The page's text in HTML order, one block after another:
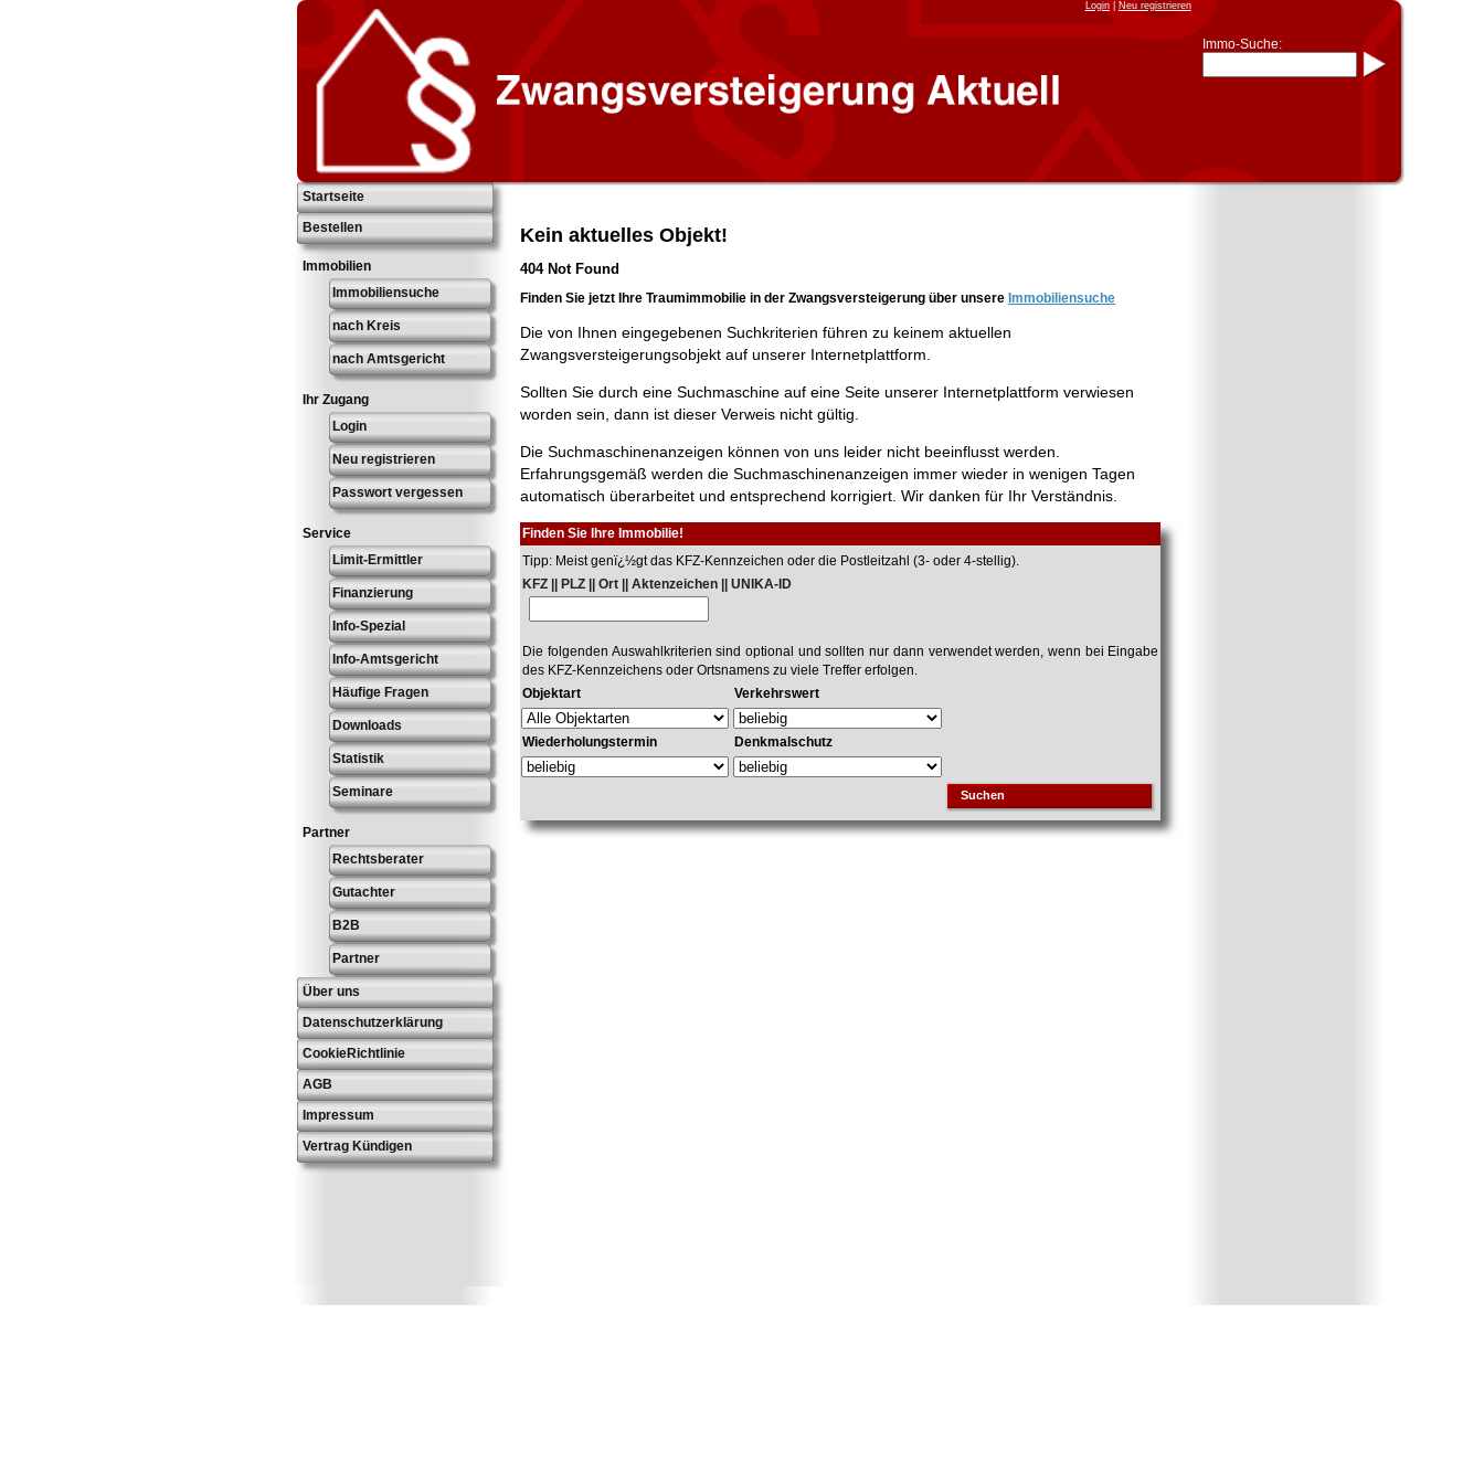
Login| Neu registrieren
Immo-Suche:
Startseite
Bestellen
Immobilien
Immobiliensuche
nach Kreis
nach Amtsgericht
Ihr Zugang
Login
Neu registrieren
Passwort vergessen
Service
Limit-Ermittler
Finanzierung
Info-Spezial
Info-Amtsgericht
Häufige Fragen
Downloads
Statistik
Seminare
Partner
Rechtsberater
Gutachter
B2B
Partner
Über uns
Datenschutzerklärung
CookieRichtlinie
AGB
Impressum
Vertrag Kündigen
Kein aktuelles Objekt!
404 Not Found
Finden Sie jetzt Ihre Traumimmobilie in der Zwangsversteigerung über unsereImmobiliensuche
Die von Ihnen eingegebenen Suchkriterien führen zu keinem aktuellen
Zwangsversteigerungsobjekt auf unserer Internetplattform.
Sollten Sie durch eine Suchmaschine auf eine Seite unserer Internetplattform verwiesen
worden sein, dann ist dieser Verweis nicht gültig.
Die Suchmaschinenanzeigen können von uns leider nicht beeinflusst werden.
Erfahrungsgemäß werden die Suchmaschinenanzeigen immer wieder in wenigen Tagen
automatisch überarbeitet und entsprechend korrigiert. Wir danken für Ihr Verständnis.
Finden Sie Ihre Immobilie!
Tipp: Meist genï¿½gt das KFZ-Kennzeichen oder die Postleitzahl (3- oder 4-stellig).
KFZ || PLZ || Ort || Aktenzeichen || UNIKA-ID
Die folgenden Auswahlkriterien sind optional und sollten nur dann verwendet werden, wenn bei Eingabe
des KFZ-Kennzeichens oder Ortsnamens zu viele Treffer erfolgen.
Objektart
Verkehrswert
Wiederholungstermin Denkmalschutz
Suchen